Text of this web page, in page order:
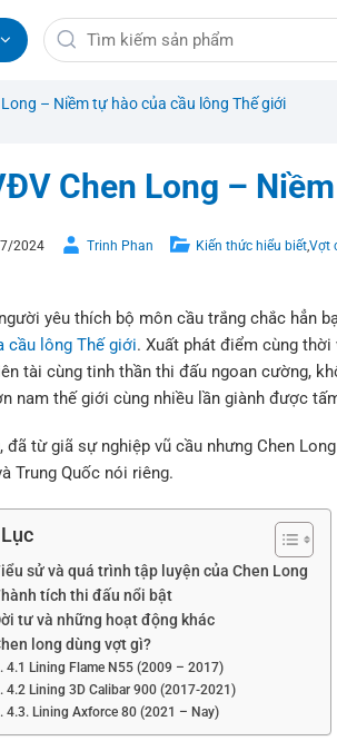
Tìm
kiếm:
– Niềm tự hào của cầu lông Thế giới
Chen Long –
2024 Trinh Phan Kiến thức hiểu biết,Vợt
yêu thích bộ môn cầu trắng chắc hẳn
cầu lông Thế giới. Xuất phát điểm cùng
tài cùng tinh thần thi đấu ngoan cường,
nam thế giới cùng nhiều lần giành được
đã từ giã sự nghiệp vũ cầu nhưng Chen
Trung Quốc nói riêng.
sử và quá trình tập luyện của Chen Long
tích thi đấu nổi bật
tư và những hoạt động khác
long dùng vợt gì?
4.1 Lining Flame N55 (2009 – 2017)
4.2 Lining 3D Calibar 900 (2017-2021)
4.3. Lining Axforce 80 (2021 – Nay)